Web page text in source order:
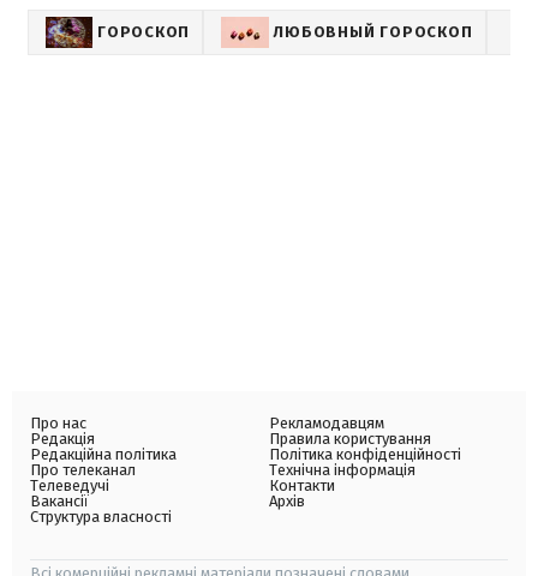
ГОРОСКОП ЛЮБОВНЫЙ ГОРОСКОП
Про нас
Редакція
Редакційна політика
Про телеканал
Телеведучі
Вакансії
Структура власності
Рекламодавцям
Правила користування
Політика конфіденційності
Технічна інформація
Контакти
Архів